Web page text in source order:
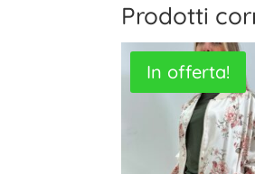
Prodotti
In offerta!